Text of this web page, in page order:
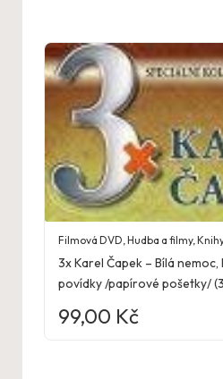
Filmová DVD ,Hudba a filmy,
3x Karel Čapek – Bílá
povídky /papírové pošetky/
99,00 Kč